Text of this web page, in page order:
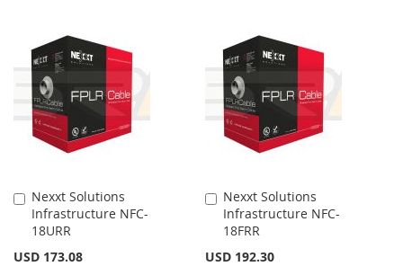
Nexxt Solutions
Infrastructure NFC-
18URR
USD 173.08
Añadir
al
carrito
Nexxt Solutions
Infrastructure NFC-
18FRR
USD 192.30
Añadir
al
carrito